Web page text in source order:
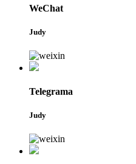
WeChat
Judy
Telegrama
Judy